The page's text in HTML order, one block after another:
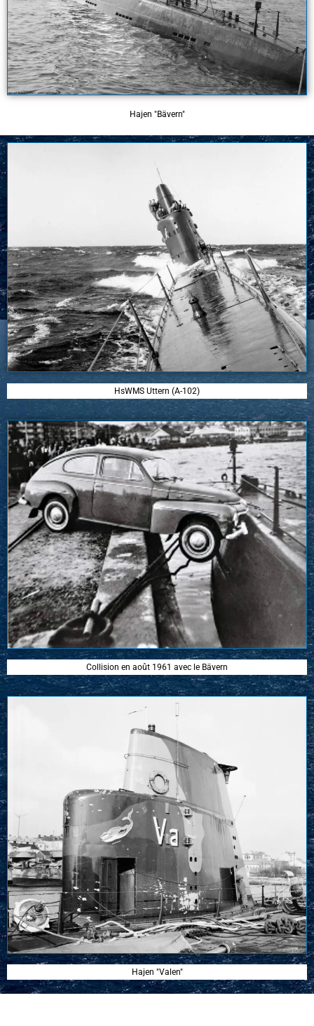
Hajen "Bävern"
HsWMS Uttern (A-102)
Collision en août 1961 avec le Bävern
Hajen "Valen"